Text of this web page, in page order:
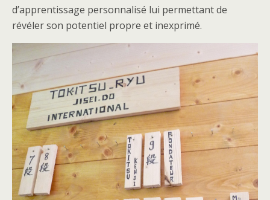
d’apprentissage personnalisé lui permettant de
révéler son potentiel propre et inexprimé.